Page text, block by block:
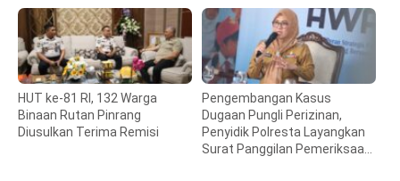
HUT ke-81 RI, 132 Warga
Binaan Rutan Pinrang
Diusulkan Terima Remisi
Pengembangan Kasus
Dugaan Pungli Perizinan,
Penyidik Polresta Layangkan
Surat Panggilan Pemeriksaan